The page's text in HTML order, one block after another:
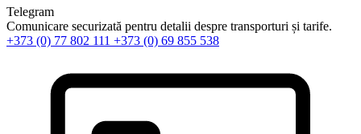
Telegram
Comunicare securizată pentru detalii despre transporturi și tarife.
+373 (0) 77 802 111 +373 (0) 69 855 538